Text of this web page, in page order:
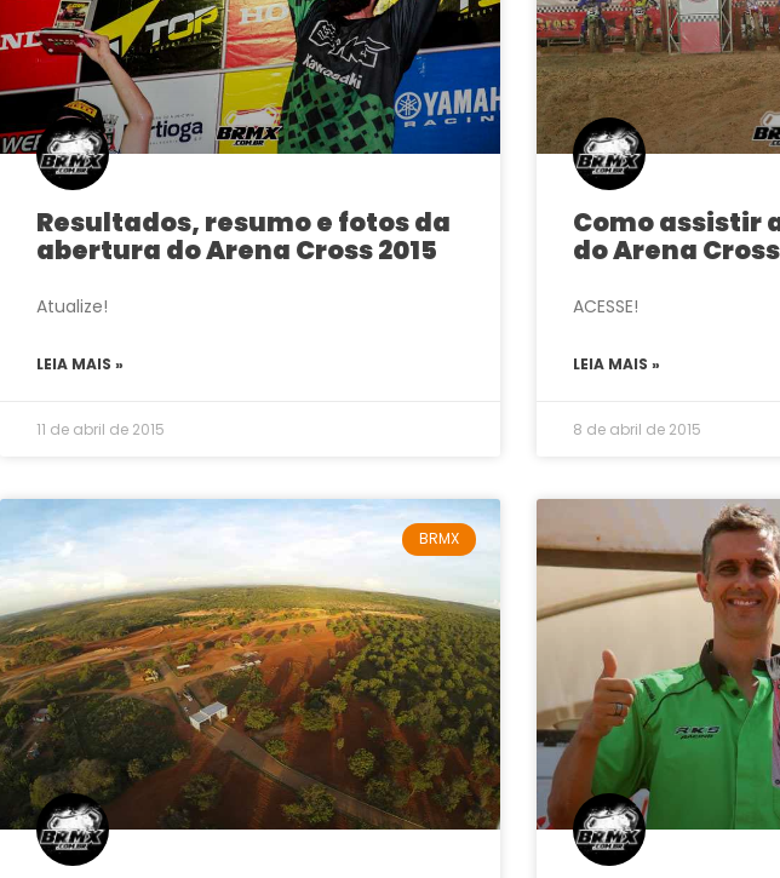
Resultados, resumo e fotos da
abertura do Arena Cross 2015
Atualize!
LEIA MAIS »
11 de abril de 2015
Como assistir
do Arena Cross
ACESSE!
LEIA MAIS »
8 de abril de 2015
BRMX